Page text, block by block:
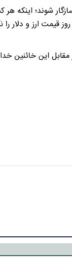
شوند؛ اینکه هر
قیمت ارز و دلار را
این خائنین